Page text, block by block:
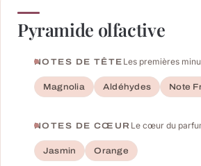
Pyramide olfactive
NOTES DE TÊTE Les premières
Magnolia Aldéhydes Note
NOTES DE CŒUR Le cœur du
Jasmin Orange